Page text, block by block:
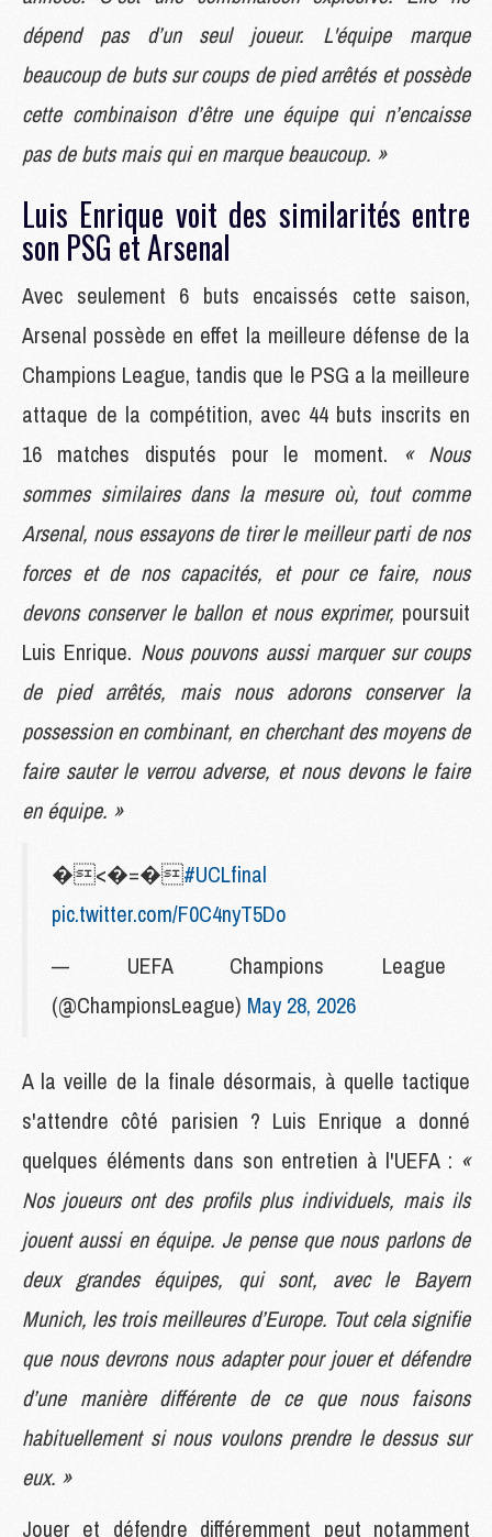
dépend pas d’un seul joueur. L'équipe marque
beaucoup de buts sur coups de pied arrêtés et possède
cette combinaison d’être une équipe qui n’encaisse
pas de buts mais qui en marque beaucoup. »
Luis Enrique voit des similarités entre
son PSG et Arsenal
Avec seulement 6 buts encaissés cette saison,
Arsenal possède en effet la meilleure défense de la
Champions League, tandis que le PSG a la meilleure
attaque de la compétition, avec 44 buts inscrits en
16 matches disputés pour le moment. « Nous
sommes similaires dans la mesure où, tout comme
Arsenal, nous essayons de tirer le meilleur parti de nos
forces et de nos capacités, et pour ce faire, nous
devons conserver le ballon et nous exprimer, poursuit
Luis Enrique. Nous pouvons aussi marquer sur coups
de pied arrêtés, mais nous adorons conserver la
possession en combinant, en cherchant des moyens de
faire sauter le verrou adverse, et nous devons le faire
en équipe. »
�<�=�#UCLfinal
pic.twitter.com/F0C4nyT5Do
— UEFA Champions League
(@ChampionsLeague) May 28, 2026
A la veille de la finale désormais, à quelle tactique
s'attendre côté parisien ? Luis Enrique a donné
quelques éléments dans son entretien à l'UEFA : «
Nos joueurs ont des profils plus individuels, mais ils
jouent aussi en équipe. Je pense que nous parlons de
deux grandes équipes, qui sont, avec le Bayern
Munich, les trois meilleures d’Europe. Tout cela signifie
que nous devrons nous adapter pour jouer et défendre
d’une manière différente de ce que nous faisons
habituellement si nous voulons prendre le dessus sur
eux. »
Jouer et défendre différemment peut notamment